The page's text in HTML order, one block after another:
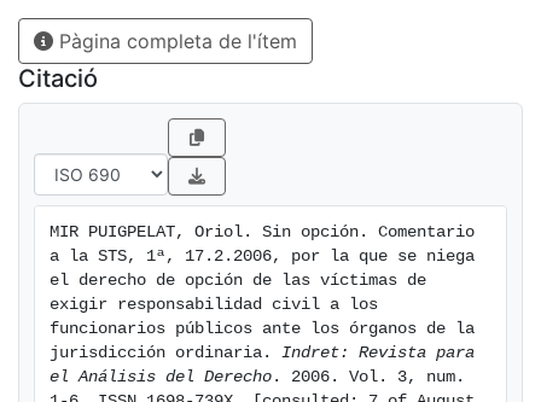
eventualmente, recurso contencioso-administrativo
contra la resolución desestimatoria que le ponga fin­, y
ésta, una vez haya satisfecho la indemnización,
ejercerá acción de repetición contra el funcionario o
agente responsable cuando el mismo haya ocasionado
el daño con dolo o culpa grave. Ya no existe, por
tanto, el genérico derecho de opción anteriormente
de la administración del Estado de 1957.
Pàgina completa de l'ítem
Citació
MIR PUIGPELAT, Oriol. Sin opción. Comentario
a la STS, 1ª, 17.2.2006, por la que se niega
el derecho de opción de las víctimas de
exigir responsabilidad civil a los
funcionarios públicos ante los órganos de la
jurisdicción ordinaria. Indret: Revista para
el Análisis del Derecho . 2006. Vol. 3, num.